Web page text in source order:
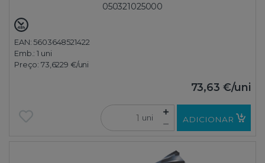
050321025000
EAN: 5603648521422
Emb.:1 uni
Preço: 73,6229 €/uni
73,63 €/uni
uni ADICIONAR